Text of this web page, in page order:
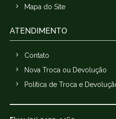
Mapa do Site
ATENDIMENTO
Contato
Nova Troca ou Devolução
Política de Troca e